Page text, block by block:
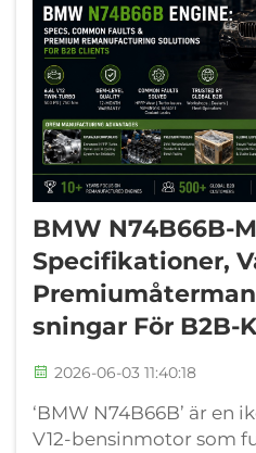
BMW N74B66B-
Specifikationer,
Sningar För B2B-
2026-06-03 11:40:18
‘BMW N74B66B’ är en
V12-bensinmotor som